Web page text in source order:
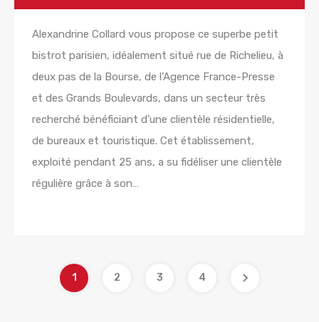
Alexandrine Collard vous propose ce superbe petit
bistrot parisien, idéalement situé rue de Richelieu, à
deux pas de la Bourse, de l’Agence France-Presse
et des Grands Boulevards, dans un secteur très
recherché bénéficiant d’une clientèle résidentielle,
de bureaux et touristique. Cet établissement,
exploité pendant 25 ans, a su fidéliser une clientèle
régulière grâce à son…
1 2 3 4